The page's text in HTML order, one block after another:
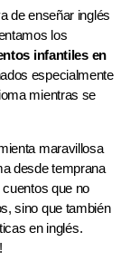
de enseñar inglés
los
infantiles en
especialmente
mientras se
maravillosa
desde temprana
que no
sino que también
en inglés.